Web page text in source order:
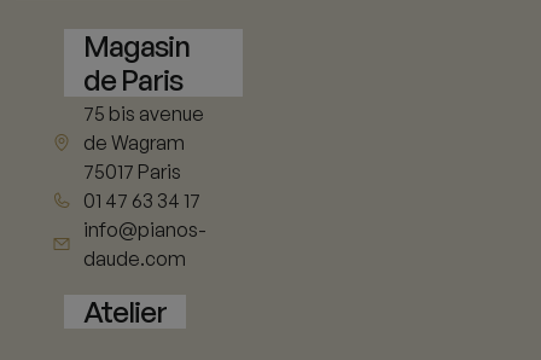
Magasin
de Paris
75 bis avenue
de Wagram
75017 Paris
01 47 63 34 17
info@pianos-
daude.com
Atelier